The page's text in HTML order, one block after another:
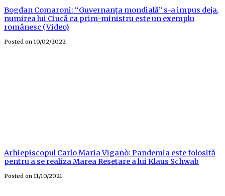
Bogdan Comaroni: “Guvernanța mondială” s-a impus deja,
numirea lui Ciucă ca prim-ministru este un exemplu
românesc (Video)
Posted on 10/02/2022
Arhiepiscopul Carlo Maria Viganò: Pandemia este folosită
pentru a se realiza Marea Resetare a lui Klaus Schwab
Posted on 11/10/2021